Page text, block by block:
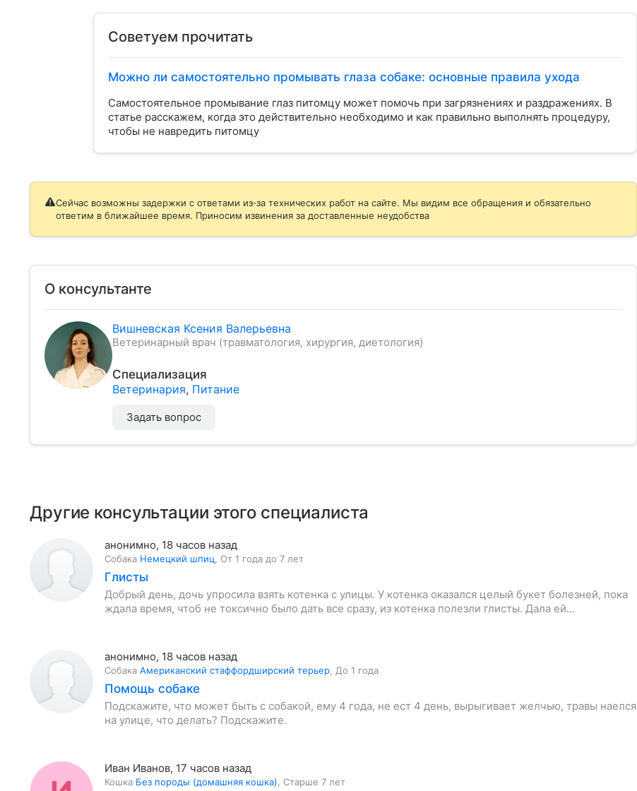
Советуем прочитать
Можно ли самостоятельно промывать глаза собаке: основные правила ухода
Самостоятельное промывание глаз питомцу может помочь при загрязнениях и раздражениях. В
статье расскажем, когда это действительно необходимо и как правильно выполнять процедуру,
чтобы не навредить питомцу
Сейчас возможны задержки с ответами из‑за технических работ на сайте. Мы видим все обращения и обязательно
ответим в ближайшее время. Приносим извинения за доставленные неудобства
О консультанте
Вишневская Ксения Валерьевна
Ветеринарный врач (травматология, хирургия, диетология)
Специализация
Ветеринария, Питание
Задать вопрос
Другие консультации этого специалиста
анонимно, 18 часов назад
Собака Немецкий шпиц От 1 года до 7 лет
Глисты
Добрый день, дочь упросила взять котенка с улицы. У котенка оказался целый букет болезней, пока
ждала время, чтоб не токсично было дать все сразу, из котенка полезли глисты. Дала ей…
анонимно, 18 часов назад
Собака Американский стаффордширский терьер До 1 года
Помощь собаке
Подскажите, что может быть с собакой, ему 4 года, не ест 4 день, вырыгивает желчью, травы наелся
на улице, что делать? Подскажите.
Иван Иванов, 17 часов назад
Кошка Без породы (домашняя кошка) Старше 7 лет